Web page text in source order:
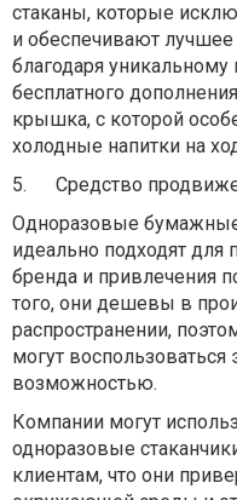
стаканы, которые
и обеспечивают
благодаря
бесплатного
крышка, с которой
холодные напитки на
5.
Средство
Одноразовые
идеально подходят
бренда и привлечения
того, они дешевы в
распространении,
могут воспользоваться
возможностью.
Компании могут
одноразовые
клиентам, что они